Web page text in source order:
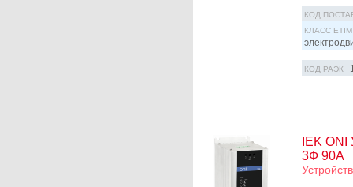
КОД
КЛАСС ETIM
КОД РАЭК
IEK
3Ф 90A